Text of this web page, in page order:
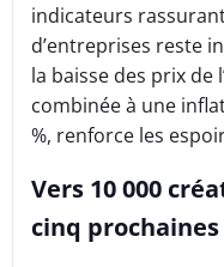
indicateurs
d’entreprises reste
la baisse des prix de
combinée à une
%, renforce les
Vers 10 000
cinq